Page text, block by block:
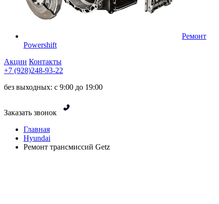
Ремонт
Powershift
Акции Контакты
+7 (928)248-93-22
без выходных: с 9:00 до 19:00
Заказать звонок
Главная
Hyundai
Ремонт трансмиссий Getz